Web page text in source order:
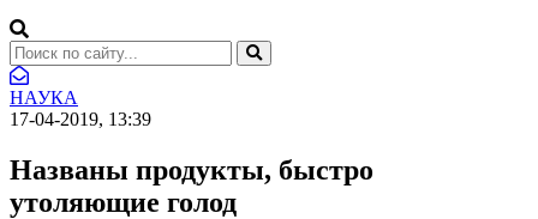
НАУКА
17-04-2019, 13:39
Названы продукты, быстро
утоляющие голод